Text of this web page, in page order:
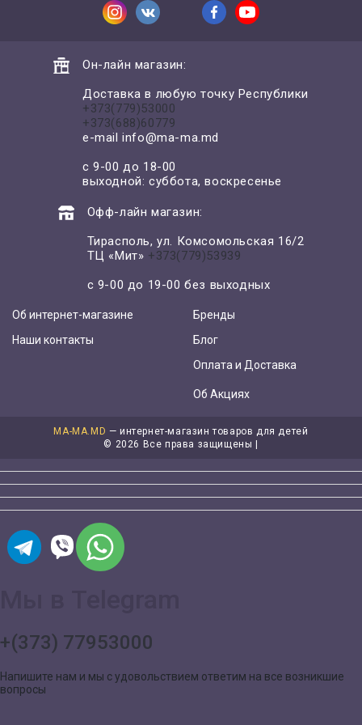
Он-лайн магазин:
Доставка в любую точку Республики
+373(779)53000
+373(688)60779
e-mailinfo@ma-ma.md
с 9-00 до 18-00
выходной: суббота, воскресенье
Офф-лайн магазин:
Тирасполь, ул. Комсомольская 16/2
ТЦ «Мит» +373(779)53939
с 9-00 до 19-00 без выходных
Об интернет-магазине
Наши контакты
Бренды
Блог
Оплата и Доставка
Об Акциях
MA-MA.MD — интернет-магазин товаров для детей
© 2026 Все права защищены |
+(373) 77953000
Напишите нам и мы с удовольствием ответим на все возникшие
вопросы